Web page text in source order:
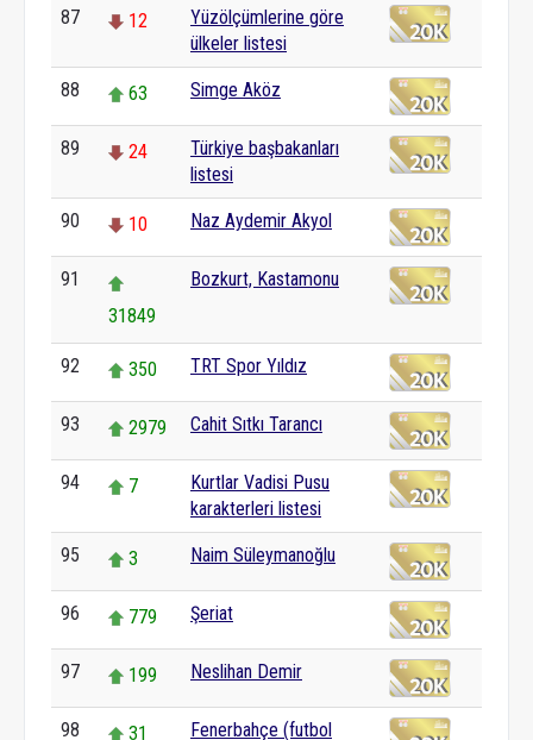
87 12
Yüzölçümlerine göre
ülkeler listesi
88 63 Simge Aköz
89 24
Türkiye başbakanları
listesi
90 10 Naz Aydemir Akyol
91
31849
Bozkurt, Kastamonu
92 350 TRT Spor Yıldız
93 2979 Cahit Sıtkı Tarancı
94 7
Kurtlar Vadisi Pusu
karakterleri listesi
95 3 Naim Süleymanoğlu
96 779 Şeriat
97 199 Neslihan Demir
98 31
Fenerbahçe (futbol